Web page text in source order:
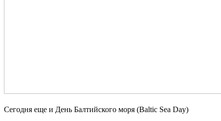
Сегодня еще и День Балтийского моря (Baltic Sea Day)